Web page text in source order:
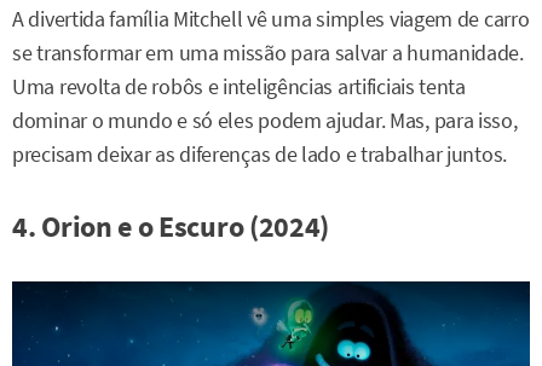
A divertida família Mitchell vê uma simples viagem de carro
se transformar em uma missão para salvar a humanidade.
Uma revolta de robôs e inteligências artificiais tenta
dominar o mundo e só eles podem ajudar. Mas, para isso,
precisam deixar as diferenças de lado e trabalhar juntos.
4. Orion e o Escuro (2024)